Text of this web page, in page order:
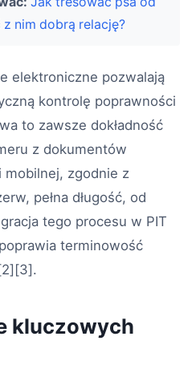
z nim dobrą relację?
elektroniczne pozwalają
kontrolę poprawności
to zawsze dokładność
z dokumentów
mobilnej, zgodnie z
pełna długość, od
tego procesu w PIT
terminowość
kluczowych